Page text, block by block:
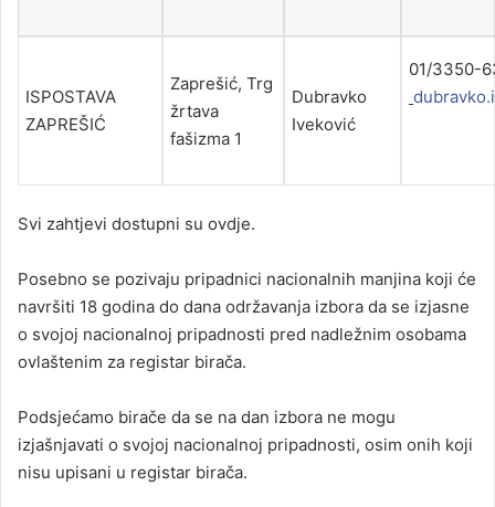
ISPOSTAVA
ZAPREŠIĆ
Zaprešić, Trg
žrtava
fašizma 1
Dubravko
Iveković
01/
Svi zahtjevi dostupni su ovdje.
Posebno se pozivaju pripadnici nacionalnih manjina koji će
navršiti 18 godina do dana održavanja izbora da se izjasne
o svojoj nacionalnoj pripadnosti pred nadležnim osobama
ovlaštenim za registar birača.
Podsjećamo birače da se na dan izbora ne mogu
izjašnjavati o svojoj nacionalnoj pripadnosti, osim onih koji
nisu upisani u registar birača.